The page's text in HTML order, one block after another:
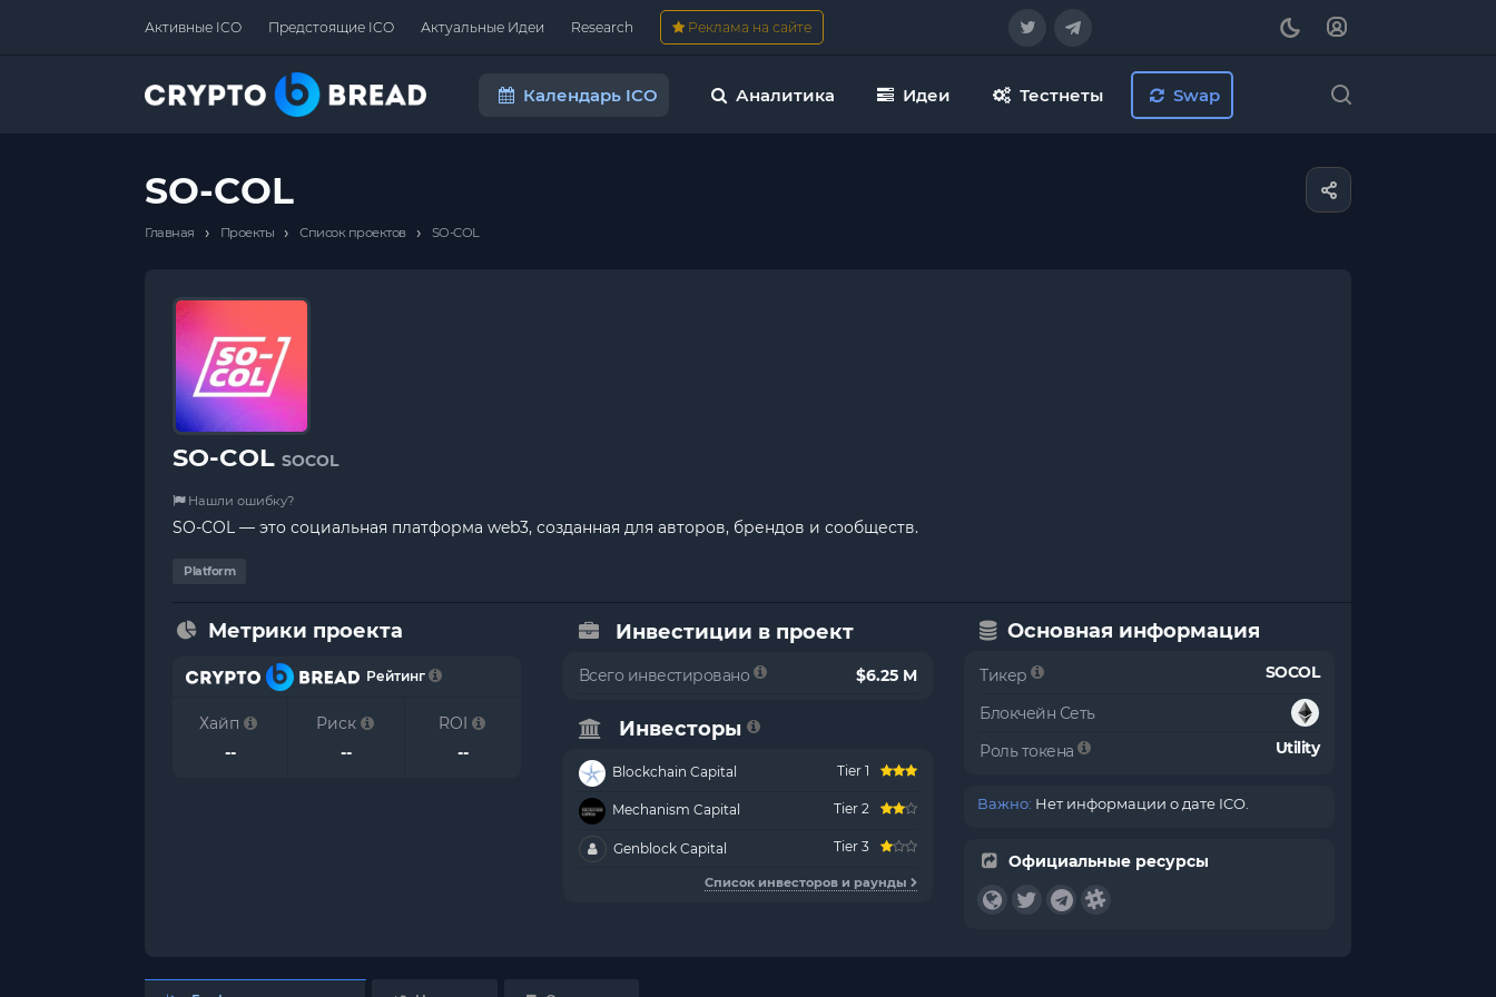
Активные ICO Предстоящие ICO Актуальные Идеи Research Реклама на сайте
Календарь ICO Аналитика Идеи Тестнеты Swap
SO-COL
Главная › Проекты › Список проектов › SO-COL
SO-COL SOCOL
Нашли ошибку?
SO-COL — это социальная платформа web3, созданная для авторов, брендов и сообществ.
Platform
Метрики проекта
Рейтинг
Хайп
--
Риск
--
ROI
--
Инвестиции в проект
Всего инвестировано $6.25 M
Инвесторы
Blockchain Capital Tier 1
Mechanism Capital Tier 2
Genblock Capital Tier 3
Список инвесторов и раунды
Основная информация
Тикер SOCOL
Блокчейн Сеть
Роль токена
Utility
Важно: Нет информации о дате ICO.
Официальные ресурсы